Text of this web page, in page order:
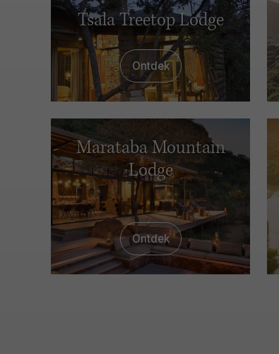
Tsala Treetop Lodge
Ontdek
Marataba Mountain
Lodge
Ontdek